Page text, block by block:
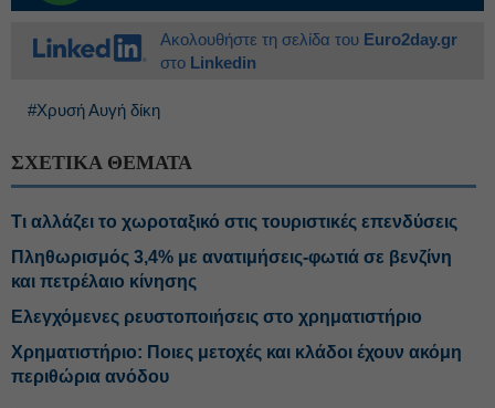
Ακολουθήστε τη σελίδα του Euro2day.gr
στο Linkedin
#Χρυσή Αυγή δίκη
ΣΧΕΤΙΚΑ ΘΕΜΑΤΑ
Τι αλλάζει το χωροταξικό στις τουριστικές επενδύσεις
Πληθωρισμός 3,4% με ανατιμήσεις-φωτιά σε βενζίνη
και πετρέλαιο κίνησης
Ελεγχόμενες ρευστοποιήσεις στο χρηματιστήριο
Χρηματιστήριο: Ποιες μετοχές και κλάδοι έχουν ακόμη
περιθώρια ανόδου